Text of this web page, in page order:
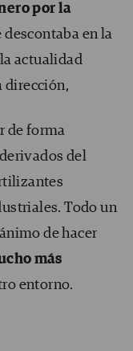
por la
descontaba en la
actualidad
dirección,
de forma
del
Todo un
de hacer
más
entorno.